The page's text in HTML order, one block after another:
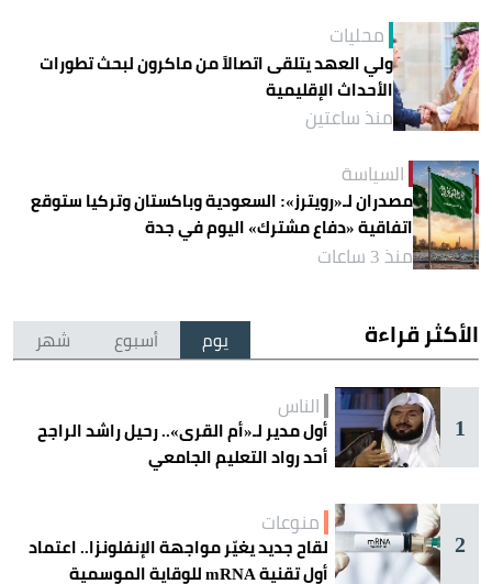
محليات
ولي العهد يتلقى اتصالاً من ماكرون لبحث تطورات
الأحداث الإقليمية
منذ ساعتين
السياسة
مصدران لـ«رويترز»: السعودية وباكستان وتركيا ستوقع
اتفاقية «دفاع مشترك» اليوم في جدة
منذ 3 ساعات
الأكثر قراءة يوم أسبوع شهر
1
الناس
أول مدير لـ«أم القرى».. رحيل راشد الراجح
أحد رواد التعليم الجامعي
2
منوعات
لقاح جديد يغيّر مواجهة الإنفلونزا.. اعتماد
أول تقنية mRNA للوقاية الموسمية